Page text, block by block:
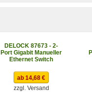
DELOCK 87673 - 2-
Port Gigabit Manueller
Ethernet Switch
ab 14,68 €
zzgl. Versand